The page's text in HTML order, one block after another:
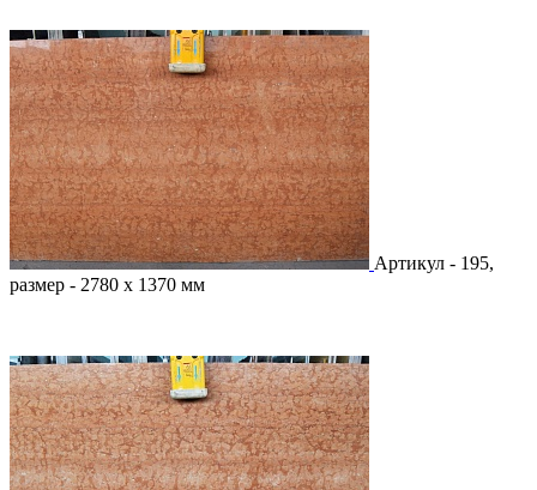
Артикул - 195,
размер - 2780 х 1370 мм